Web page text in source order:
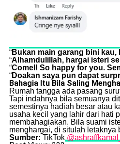
“Bukan main garang bini
“Alhamdulillah, hargai isteri
“Comel! So happy for you.
“Doakan saya pun dapat
Bahagia Itu Bila Saling
Rumah tangga ada pasang
Tapi indahnya bila semuanya
semestinya hadiah besar atau
usaha kecil yang lahir dari hati
membahagiakan. Bila suami
menghargai, di situlah letaknya
Sumber: TikTok@ashraffkamal_